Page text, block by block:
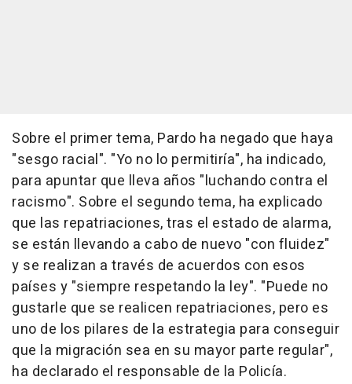
Sobre el primer tema, Pardo ha negado que haya
"sesgo racial". "Yo no lo permitiría", ha indicado,
para apuntar que lleva años "luchando contra el
racismo". Sobre el segundo tema, ha explicado
que las repatriaciones, tras el estado de alarma,
se están llevando a cabo de nuevo "con fluidez"
y se realizan a través de acuerdos con esos
países y "siempre respetando la ley". "Puede no
gustarle que se realicen repatriaciones, pero es
uno de los pilares de la estrategia para conseguir
que la migración sea en su mayor parte regular",
ha declarado el responsable de la Policía.